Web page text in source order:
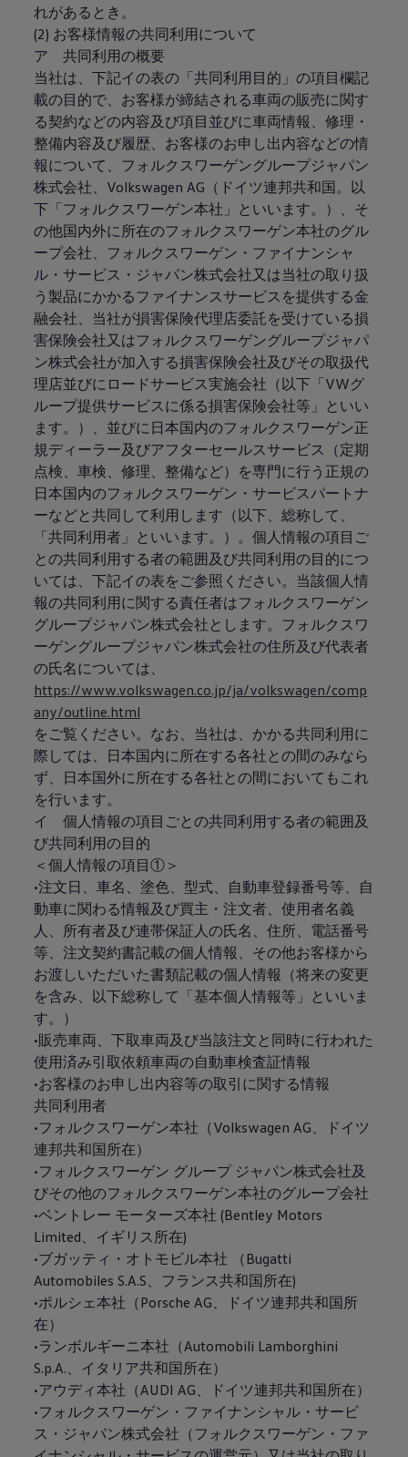
れがあるとき。
(2) お客様情報の共同利用について
ア 共同利用の概要
当社は、下記イの表の「共同利用目的」の項目欄記
載の目的で、お客様が締結される車両の販売に関す
る契約などの内容及び項目並びに車両情報、修理・
整備内容及び履歴、お客様のお申し出内容などの情
報について、フォルクスワーゲングループジャパン
株式会社、Volkswagen AG（ドイツ連邦共和国。以
下「フォルクスワーゲン本社」といいます。）、そ
の他国内外に所在のフォルクスワーゲン本社のグル
ープ会社、フォルクスワーゲン・ファイナンシャ
ル・サービス・ジャパン株式会社又は当社の取り扱
う製品にかかるファイナンスサービスを提供する金
融会社、当社が損害保険代理店委託を受けている損
害保険会社又はフォルクスワーゲングループジャパ
ン株式会社が加入する損害保険会社及びその取扱代
理店並びにロードサービス実施会社（以下「VWグ
ループ提供サービスに係る損害保険会社等」といい
ます。）、並びに日本国内のフォルクスワーゲン正
規ディーラー及びアフターセールスサービス（定期
点検、車検、修理、整備など）を専門に行う正規の
日本国内のフォルクスワーゲン・サービスパートナ
ーなどと共同して利用します（以下、総称して、
「共同利用者」といいます。）。個人情報の項目ご
との共同利用する者の範囲及び共同利用の目的につ
いては、下記イの表をご参照ください。当該個人情
報の共同利用に関する責任者はフォルクスワーゲン
グループジャパン株式会社とします。フォルクスワ
ーゲングループジャパン株式会社の住所及び代表者
の氏名については、
https://www.volkswagen.co.jp/ja/volkswagen/comp
any/outline.html
をご覧ください。なお、当社は、かかる共同利用に
際しては、日本国内に所在する各社との間のみなら
ず、日本国外に所在する各社との間においてもこれ
を行います。
イ 個人情報の項目ごとの共同利用する者の範囲及
び共同利用の目的
＜個人情報の項目①＞
•注文日、車名、塗色、型式、自動車登録番号等、自
動車に関わる情報及び買主・注文者、使用者名義
人、所有者及び連帯保証人の氏名、住所、電話番号
等、注文契約書記載の個人情報、その他お客様から
お渡しいただいた書類記載の個人情報（将来の変更
を含み、以下総称して「基本個人情報等」といいま
す。）
•販売車両、下取車両及び当該注文と同時に行われた
使用済み引取依頼車両の自動車検査証情報
•お客様のお申し出内容等の取引に関する情報
共同利用者
•フォルクスワーゲン本社（Volkswagen AG、ドイツ
連邦共和国所在）
•フォルクスワーゲン グループ ジャパン株式会社及
びその他のフォルクスワーゲン本社のグループ会社
•ベントレー モーターズ本社 (Bentley Motors
Limited、イギリス所在)
•ブガッティ・オトモビル本社 （Bugatti
Automobiles S.A.S、フランス共和国所在)
•ポルシェ本社（Porsche AG、ドイツ連邦共和国所
在）
•ランボルギーニ本社（Automobili Lamborghini
S.p.A.、イタリア共和国所在）
•アウディ本社（AUDI AG、ドイツ連邦共和国所在）
•フォルクスワーゲン・ファイナンシャル・サービ
ス・ジャパン株式会社（フォルクスワーゲン・ファ